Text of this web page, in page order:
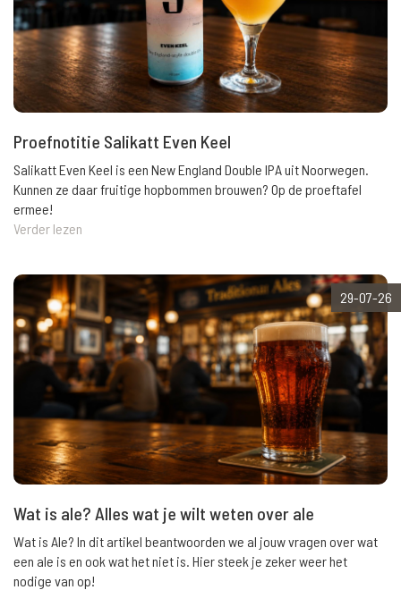
Proefnotitie Salikatt Even Keel
Salikatt Even Keel is een New England Double IPA uit Noorwegen.
Kunnen ze daar fruitige hopbommen brouwen? Op de proeftafel
ermee!
Verder lezen
29-07-26
Wat is ale? Alles wat je wilt weten over ale
Wat is Ale? In dit artikel beantwoorden we al jouw vragen over wat
een ale is en ook wat het niet is. Hier steek je zeker weer het
nodige van op!